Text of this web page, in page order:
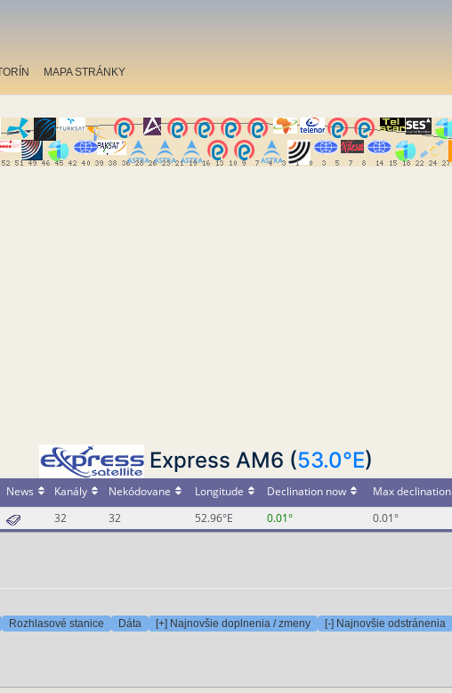
MAPA STRÁNKY
Express AM6 (53.0°E)
News Kanály Nekódovane Longitude Declination now Max declination
32 32 52.96°E 0.01° 0.01°
Rozhlasové stanice Dáta [+] Najnovšie doplnenia / zmeny [-] Najnovšie odstránenia